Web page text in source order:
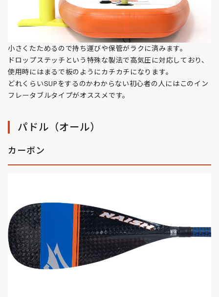
小さくたためるので持ち運びや保管がラクに済みます。
ドロップステッチという特殊な製法で高気圧に対応しており、
使用時にはまるで板のようにカチカチになります。
どれくらいSUPをするのかわからない初心者の人にはこのイン
フレータブルタイプがオススメです。
パドル（オール）
カーボン